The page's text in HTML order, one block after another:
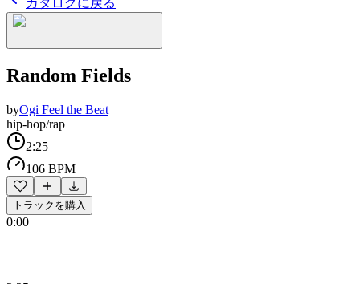
カタログに戻る
Random Fields
byOgi Feel the Beat
hip-hop/rap
2:25
106 BPM
トラックを購入
0:00